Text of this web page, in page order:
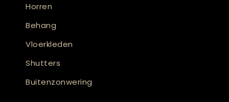
Horren
Behang
Vloerkleden
Shutters
Buitenzonwering